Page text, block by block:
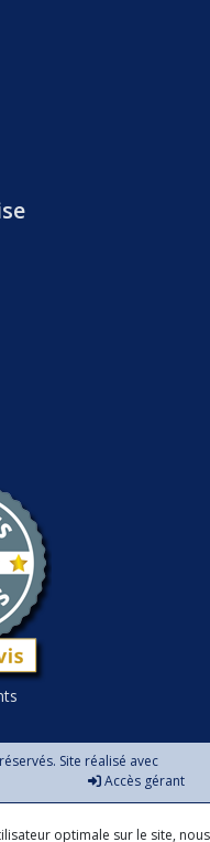
Site réalisé avec
Accès gérant
optimale sur le site, nous